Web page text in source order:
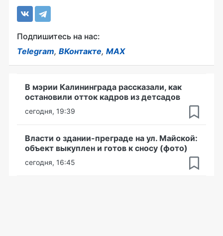
Подпишитесь на нас:
Telegram, ВКонтакте, MAX
В мэрии Калининграда рассказали, как
остановили отток кадров из детсадов
сегодня, 19:39
Власти о здании-преграде на ул. Майской:
объект выкуплен и готов к сносу (фото)
сегодня, 16:45